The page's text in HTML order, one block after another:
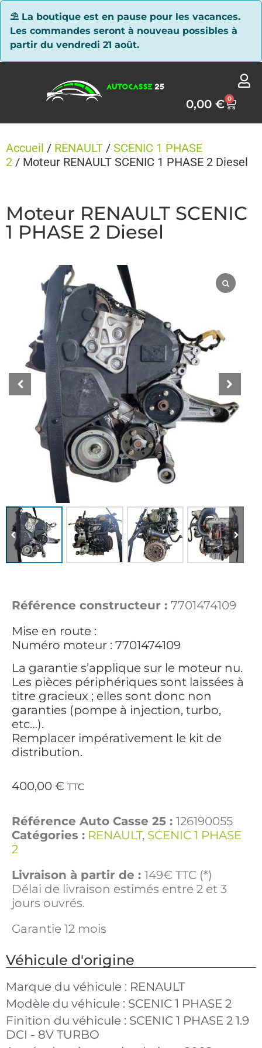
⛱ La boutique est en pause pour les vacances.
Les commandes seront à nouveau possibles à
partir du vendredi 21 août.
0,00€ 0
Accueil / RENAULT / SCENIC 1 PHASE
2 / Moteur RENAULT SCENIC 1 PHASE 2 Diesel
Moteur RENAULT SCENIC
1 PHASE 2 Diesel
Référence constructeur : 7701474109
Mise en route :
Numéro moteur : 7701474109
La garantie s’applique sur le moteur nu.
Les pièces périphériques sont laissées à
titre gracieux ; elles sont donc non
garanties (pompe à injection, turbo,
etc…).
Remplacer impérativement le kit de
distribution.
400,00 € TTC
Référence Auto Casse 25 : 126190055
Catégories : RENAULT, SCENIC 1 PHASE
2
Livraison à partir de : 149€ TTC (*)
Délai de livraison estimés entre 2 et 3
jours ouvrés.
Garantie 12 mois
Véhicule d'origine
Marque du véhicule : RENAULT
Modèle du véhicule : SCENIC 1 PHASE 2
Finition du véhicule : SCENIC 1 PHASE 2 1.9
DCI - 8V TURBO
Panneau de gestion des cookies